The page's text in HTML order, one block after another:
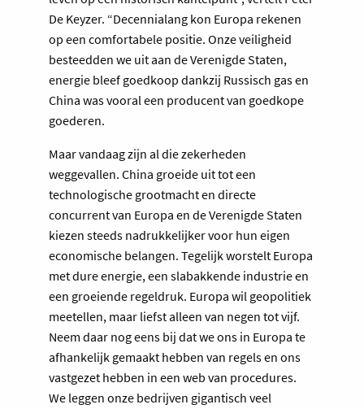
De Keyzer. “Decennialang kon Europa rekenen
op een comfortabele positie. Onze veiligheid
besteedden we uit aan de Verenigde Staten,
energie bleef goedkoop dankzij Russisch gas en
China was vooral een producent van goedkope
goederen.
Maar vandaag zijn al die zekerheden
weggevallen. China groeide uit tot een
technologische grootmacht en directe
concurrent van Europa en de Verenigde Staten
kiezen steeds nadrukkelijker voor hun eigen
economische belangen. Tegelijk worstelt Europa
met dure energie, een slabakkende industrie en
een groeiende regeldruk. Europa wil geopolitiek
meetellen, maar liefst alleen van negen tot vijf.
Neem daar nog eens bij dat we ons in Europa te
afhankelijk gemaakt hebben van regels en ons
vastgezet hebben in een web van procedures.
We leggen onze bedrijven gigantisch veel